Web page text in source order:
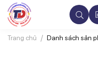
Trang chủ Danh sách sản